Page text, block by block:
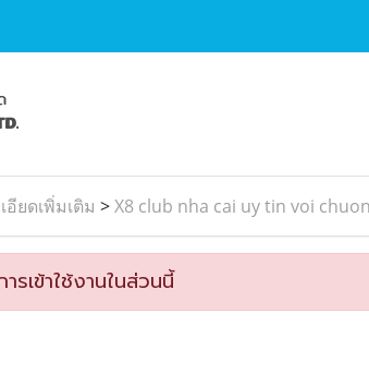
ยดเพิ่มเติม >X8 club nha cai uy tin voi
เข้าใช้งานในส่วนนี้